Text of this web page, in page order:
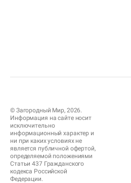
© Загородный Мир, 2026.
Информация на сайте носит
исключительно
информационный характер и
ни при каких условиях не
является публичной офертой,
определяемой положениями
Статьи 437 Гражданского
кодекса Российской
Федерации.